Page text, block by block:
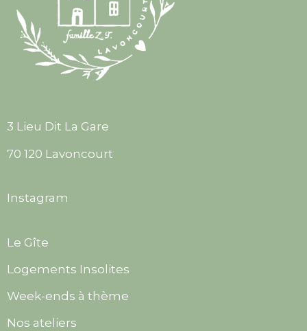
3 Lieu Dit La Gare
70 120 Lavoncourt
Instagram
Le Gîte
Logements Insolites
Week-ends à thème
Nos ateliers